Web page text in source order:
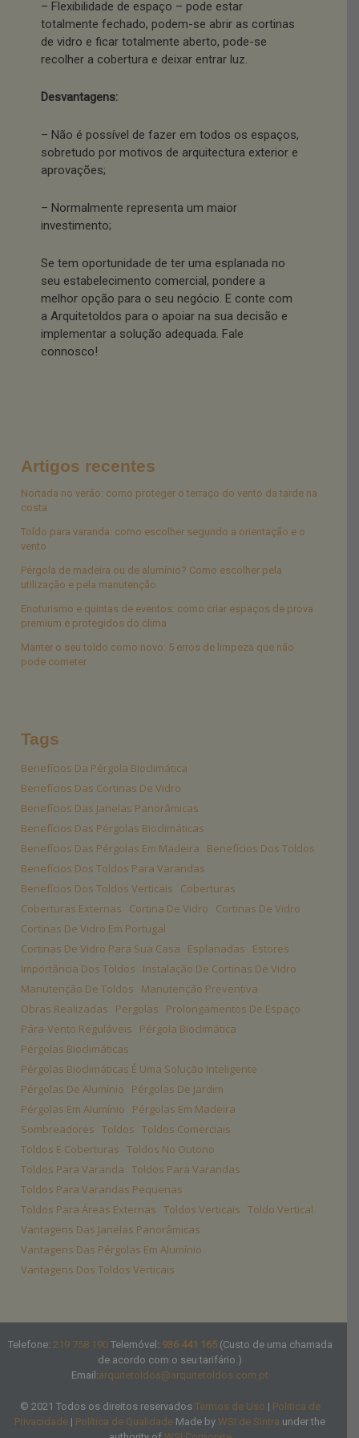
– Flexibilidade de espaço – pode estar
totalmente fechado, podem-se abrir as cortinas
de vidro e ficar totalmente aberto, pode-se
recolher a cobertura e deixar entrar luz.
Desvantagens:
– Não é possível de fazer em todos os espaços,
sobretudo por motivos de arquitectura exterior e
aprovações;
– Normalmente representa um maior
investimento;
Se tem oportunidade de ter uma esplanada no
seu estabelecimento comercial, pondere a
melhor opção para o seu negócio. E conte com
a Arquitetoldos para o apoiar na sua decisão e
implementar a solução adequada. Fale
connosco!
Artigos recentes
Nortada no verão: como proteger o terraço do vento da tarde na
costa
Toldo para varanda: como escolher segundo a orientação e o
vento
Pérgola de madeira ou de alumínio? Como escolher pela
utilização e pela manutenção
Enoturismo e quintas de eventos: como criar espaços de prova
premium e protegidos do clima
Manter o seu toldo como novo: 5 erros de limpeza que não
pode cometer
Tags
Benefícios Da Pérgola Bioclimática
Benefícios Das Cortinas De Vidro
Benefícios Das Janelas Panorâmicas
Benefícios Das Pérgolas Bioclimáticas
Benefícios Das Pérgolas Em Madeira
Benefícios Dos Toldos
Benefícios Dos Toldos Para Varandas
Benefícios Dos Toldos Verticais
Coberturas
Coberturas Externas
Cortina De Vidro
Cortinas De Vidro
Cortinas De Vidro Em Portugal
Cortinas De Vidro Para Sua Casa
Esplanadas
Estores
Importância Dos Toldos
Instalação De Cortinas De Vidro
Manutenção De Toldos
Manutenção Preventiva
Obras Realizadas
Pergolas
Prolongamentos De Espaço
Pára-Vento Reguláveis
Pérgola Bioclimática
Pérgolas Bioclimáticas
Pérgolas Bioclimáticas É Uma Solução Inteligente
Pérgolas De Alumínio
Pérgolas De Jardim
Pérgolas Em Alumínio
Pérgolas Em Madeira
Sombreadores Toldos Toldos Comerciais
Toldos E Coberturas Toldos No Outono
Toldos Para Varanda Toldos Para Varandas
Toldos Para Varandas Pequenas
Toldos Para Áreas Externas Toldos Verticais Toldo Vertical
Vantagens Das Janelas Panorâmicas
Vantagens Das Pérgolas Em Alumínio
Vantagens Dos Toldos Verticais
Telefone: 219 758 190Telemóvel: 936 441 165 (Custo de uma chamada
de acordo com o seu tarifário.)
Email:arquitetoldos@arquitetoldos.com.pt
© 2021 Todos os direitos reservados Termos de Uso | Politica de
Privacidade | Política de Qualidade Made by WSI de Sintra under the